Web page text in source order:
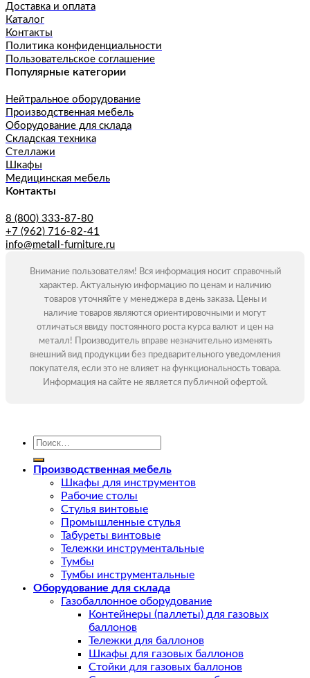
Доставка и оплата
Каталог
Контакты
Политика конфиденциальности
Пользовательское соглашение
Популярные категории
Нейтральное оборудование
Производственная мебель
Оборудование для склада
Складская техника
Стеллажи
Шкафы
Медицинская мебель
Контакты
8 (800) 333-87-80
+7 (962) 716-82-41
info@metall-furniture.ru
Внимание пользователям! Вся информация носит справочный
характер. Актуальную информацию по ценам и наличию
товаров уточняйте у менеджера в день заказа. Цены и
наличие товаров являются ориентировочными и могут
отличаться ввиду постоянного роста курса валют и цен на
металл! Производитель вправе незначительно изменять
внешний вид продукции без предварительного уведомления
покупателя, если это не влияет на функциональность товара.
Информация на сайте не является публичной офертой.
Искать:
Производственная мебель
Шкафы для инструментов
Рабочие столы
Стулья винтовые
Промышленные стулья
Табуреты винтовые
Тележки инструментальные
Тумбы
Тумбы инструментальные
Оборудование для склада
Газобаллонное оборудование
Контейнеры (паллеты) для газовых
баллонов
Тележки для баллонов
Шкафы для газовых баллонов
Стойки для газовых баллонов